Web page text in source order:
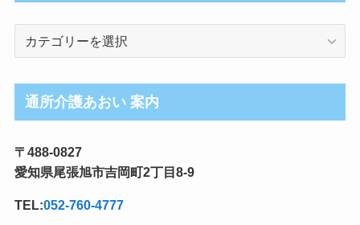
ロ
グ
事
カ
ゴ
通所介護あおい 案内
〒488-0827
愛知県尾張旭市吉岡町2丁目8-9
TEL:052-760-4777